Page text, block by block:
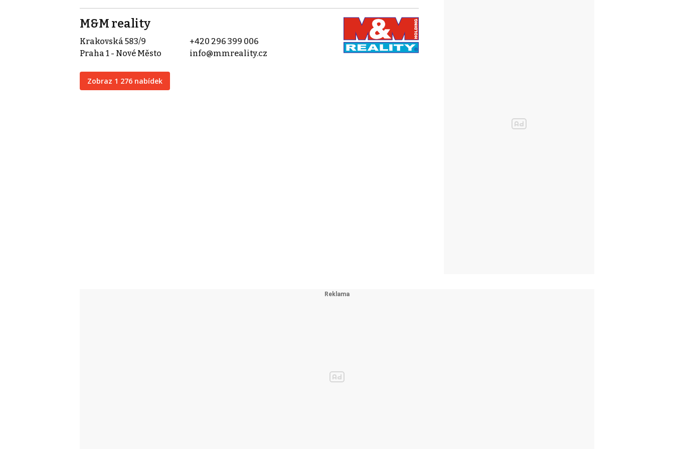
M&M reality
Krakovská 583/9
Praha 1 - Nové Město
Zobraz 1 276 nabídek
+420 296 399 006
info@mmreality.cz